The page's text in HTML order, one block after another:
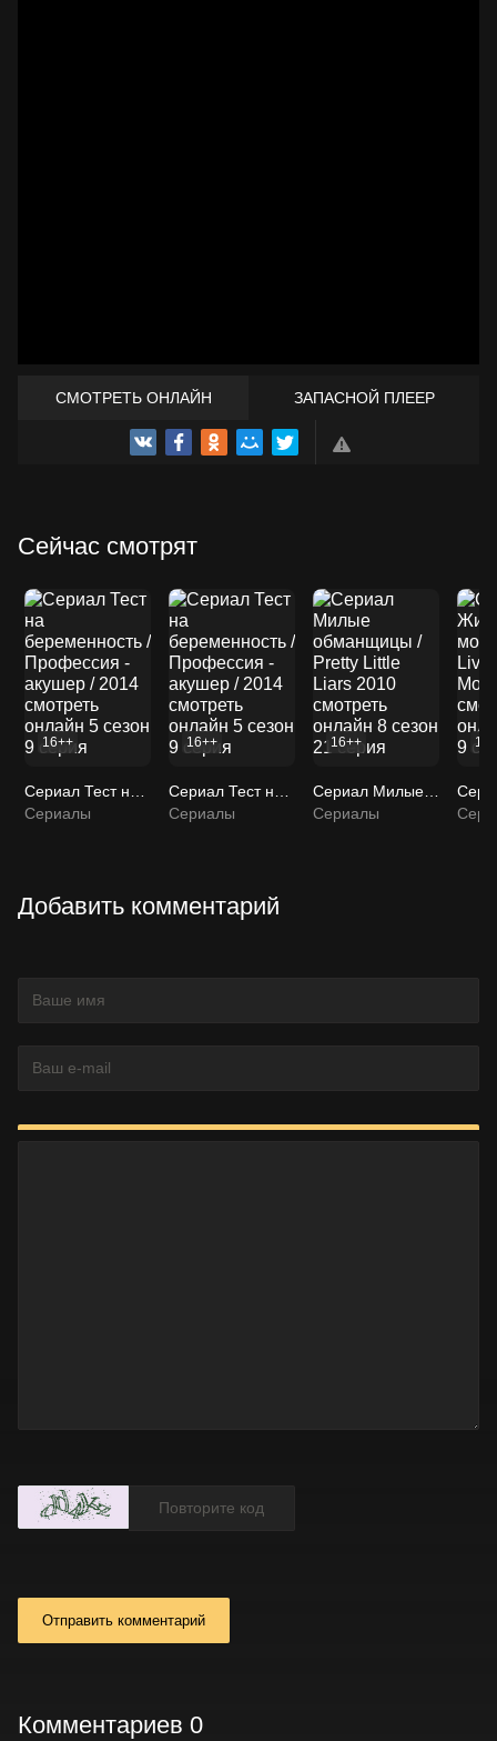
СМОТРЕТЬ ОНЛАЙН ЗАПАСНОЙ ПЛЕЕР
ТРЕЙЛЕР
Сейчас смотрят
16++
Сериалы
16++
Сериалы
16++
Сериалы
Добавить комментарий
Отправить комментарий
Комментариев 0